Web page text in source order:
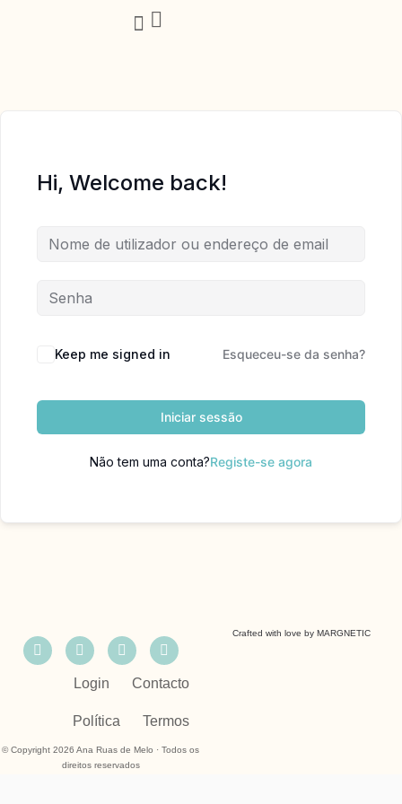
Hi, Welcome back!
Keep me signed in Esqueceu-se da senha?
Iniciar sessão
Não tem uma conta?Registe-se agora
Login Contacto
Política Termos
© Copyright 2026 Ana Ruas de Melo · Todos os
direitos reservados
Crafted with love by MARGNETIC